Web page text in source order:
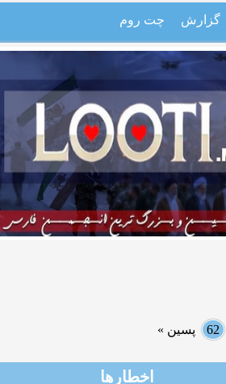
گزارش چت روم
62 پسین »
اخطارها